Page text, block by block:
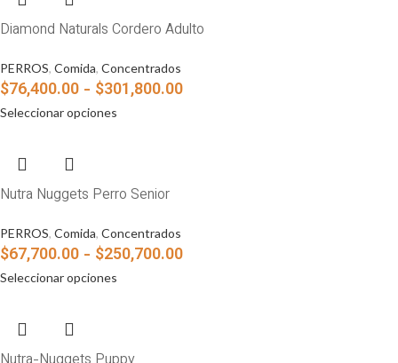
Diamond Naturals Cordero Adulto
PERROS, Comida, Concentrados
$76,400.00 - $301,800.00
Seleccionar opciones
Nutra Nuggets Perro Senior
PERROS, Comida, Concentrados
$67,700.00 - $250,700.00
Seleccionar opciones